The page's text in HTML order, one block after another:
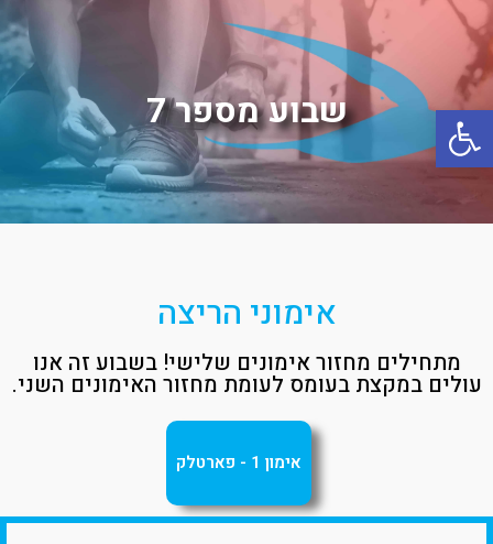
פתח סרגל נגישות שבוע מספר 7
אימוני הריצה
מתחילים מחזור אימונים שלישי! בשבוע זה אנו
עולים במקצת בעומס לעומת מחזור האימונים השני.
אימון 1 - פארטלק